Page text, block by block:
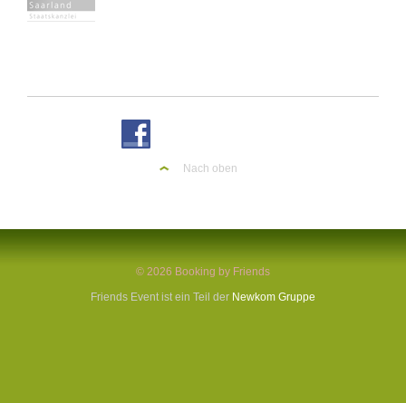
Nach oben
© 2026 Booking by Friends
Friends Event ist ein Teil der Newkom Gruppe